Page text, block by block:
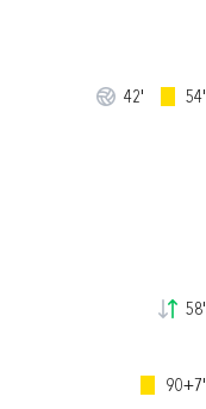
42' 54'
58'
90+7'